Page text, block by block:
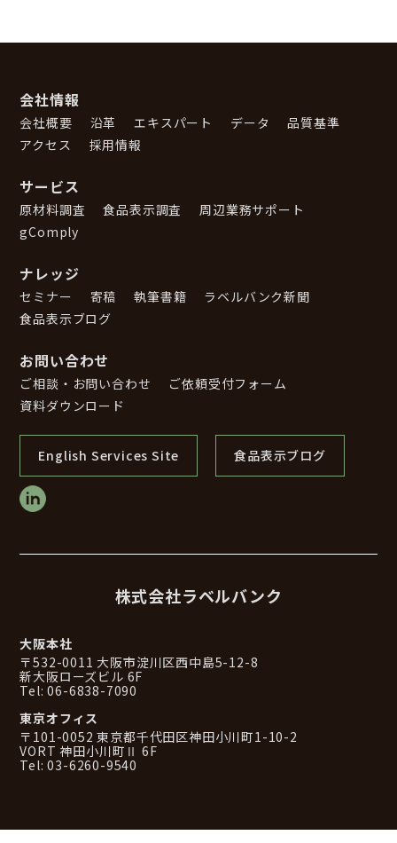
会社情報
会社概要 沿革 エキスパート データ
品質基準
アクセス
採用情報
サービス
原材料調査 食品表示調査
周辺業務サポート
gComply
ナレッジ
セミナー 寄稿 執筆書籍
ラベルバンク新聞
食品表示ブログ
お問い合わせ
ご相談・お問い合わせ
ご依頼受付フォーム
資料ダウンロード
English Services Site 食品表示ブログ
株式会社ラベルバンク
大阪本社
〒532-0011 大阪市淀川区西中島5-12-8
新大阪ローズビル 6F
Tel: 06-6838-7090
東京オフィス
〒101-0052 東京都千代田区神田小川町1-10-2
VORT 神田小川町Ⅱ 6F
Tel: 03-6260-9540